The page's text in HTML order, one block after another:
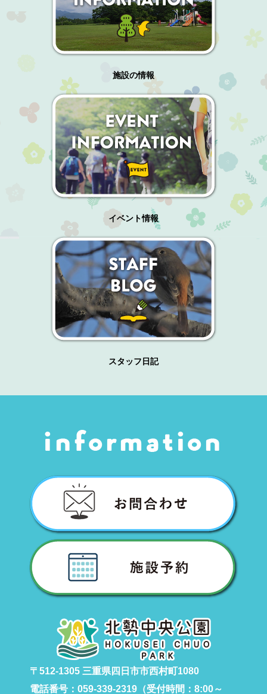
施設の情報
イベント情報
スタッフ日記
〒512-1305 三重県四日市市西村町1080
電話番号：059-339-2319（受付時間：8:00～